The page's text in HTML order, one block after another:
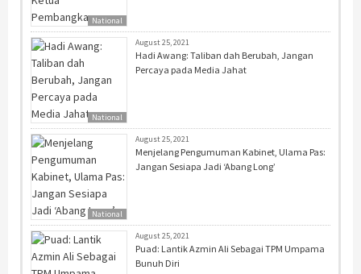
National
National
August 25, 2021
Hadi Awang: Taliban dah Berubah, Jangan
Percaya pada Media Jahat
National
August 25, 2021
Menjelang Pengumuman Kabinet, Ulama Pas:
Jangan Sesiapa Jadi ‘Abang Long’
August 25, 2021
Puad: Lantik Azmin Ali Sebagai TPM Umpama
Bunuh Diri